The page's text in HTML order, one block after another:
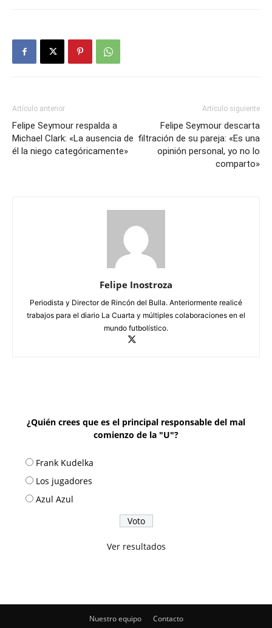
Artículo anterior
Felipe Seymour respalda a
Michael Clark: «La ausencia de
él la niego categóricamente»
Artículo siguiente
Felipe Seymour descarta
filtración de su pareja: «Es una
opinión personal, yo no lo
comparto»
Felipe Inostroza
Periodista y Director de Rincón del Bulla. Anteriormente realicé
trabajos para el diario La Cuarta y múltiples colaboraciones en el
mundo futbolístico.
¿Quién crees que es el principal responsable del mal
comienzo de la "U"?
Frank Kudelka
Los jugadores
Azul Azul
Ver resultados
Nuestro equipo Contacto